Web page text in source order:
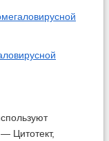
Цитотект,